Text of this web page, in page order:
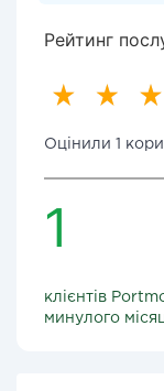
Рейтинг
Оцінили 1
1
клієнтів
минулого